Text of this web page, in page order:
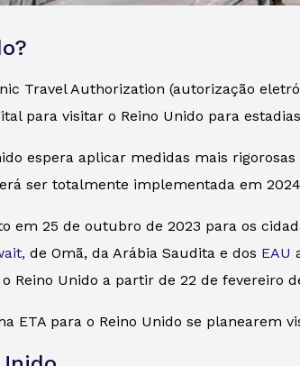
Travel Authorization (autorização
para visitar o Reino Unido para
espera aplicar medidas mais
ser totalmente implementada em
em 25 de outubro de 2023 para os
de Omã, da Arábia Saudita e dos EAU
Reino Unido a partir de 22 de fevereiro
ETA para o Reino Unido se planearem